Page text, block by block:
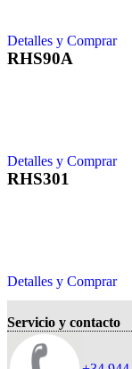
Detalles y Comprar
RHS90A
Detalles y Comprar
RHS301
Detalles y Comprar
Servicio y contacto